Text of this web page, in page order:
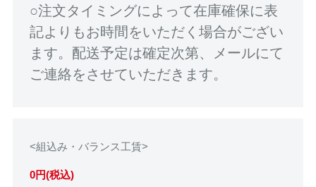
○注文タイミングによって在庫確保に表
記よりもお時間をいただく場合がござい
ます。配送予定は確定次第、メールにて
ご連絡をさせていただきます。
<組込み・バランス工賃>
0円(税込)